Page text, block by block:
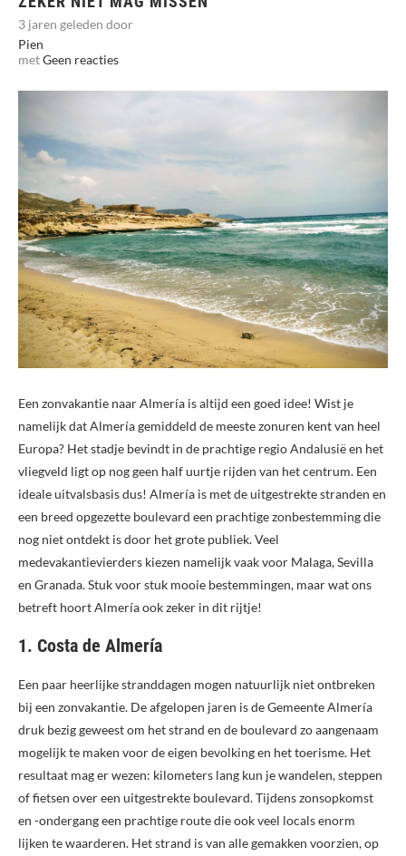
3 jaren geleden door
Pien
metGeen reacties
Een zonvakantie naar Almería is altijd een goed idee! Wist je
namelijk dat Almería gemiddeld de meeste zonuren kent van heel
Europa? Het stadje bevindt in de prachtige regio Andalusië en het
vliegveld ligt op nog geen half uurtje rijden van het centrum. Een
ideale uitvalsbasis dus! Almería is met de uitgestrekte stranden en
een breed opgezette boulevard een prachtige zonbestemming die
nog niet ontdekt is door het grote publiek. Veel
medevakantievierders kiezen namelijk vaak voor Malaga, Sevilla
en Granada. Stuk voor stuk mooie bestemmingen, maar wat ons
betreft hoort Almería ook zeker in dit rijtje!
1. Costa de Almería
Een paar heerlijke stranddagen mogen natuurlijk niet ontbreken
bij een zonvakantie. De afgelopen jaren is de Gemeente Almería
druk bezig geweest om het strand en de boulevard zo aangenaam
mogelijk te maken voor de eigen bevolking en het toerisme. Het
resultaat mag er wezen: kilometers lang kun je wandelen, steppen
of fietsen over een uitgestrekte boulevard. Tijdens zonsopkomst
en -ondergang een prachtige route die ook veel locals enorm
lijken te waarderen. Het strand is van alle gemakken voorzien, op